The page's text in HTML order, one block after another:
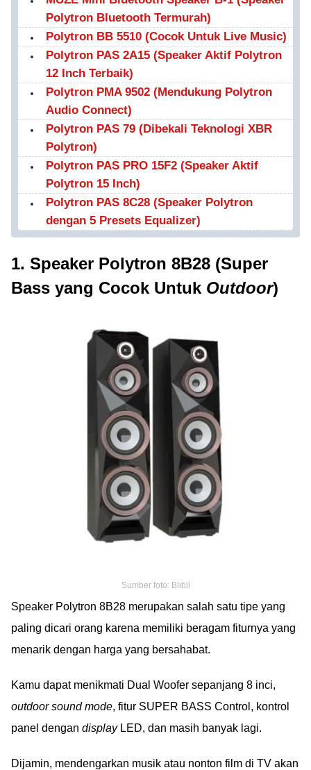
Polytron Bluetooth Termurah)
Polytron BB 5510 (Cocok Untuk Live Music)
Polytron PAS 2A15 (Speaker Aktif Polytron
12 Inch Terbaik)
Polytron PMA 9502 (Mendukung Polytron
Audio Connect)
Polytron PAS 79 (Dibekali Teknologi XBR
Polytron)
Polytron PAS PRO 15F2 (Speaker Aktif
Polytron 15 Inch)
Polytron PAS 8C28 (Speaker Polytron
dengan 5 Presets Equalizer)
1. Speaker Polytron 8B28 (Super
Bass yang Cocok Untuk Outdoor)
Sumber foto: Blibli
Speaker Polytron 8B28 merupakan salah satu tipe yang
paling dicari orang karena memiliki beragam fiturnya yang
menarik dengan harga yang bersahabat.
Kamu dapat menikmati Dual Woofer sepanjang 8 inci,
outdoor sound mode, fitur SUPER BASS Control, kontrol
panel dengan displayLED, dan masih banyak lagi.
Dijamin, mendengarkan musik atau nonton film di TV akan